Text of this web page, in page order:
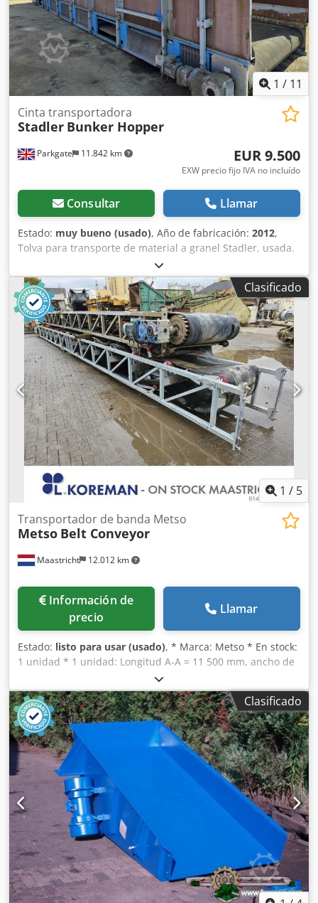
1 / 11
Parkgate 11.842 km
Cinta transportadora
Stadler Bunker Hopper
EUR 9.500
EXW precio fijo IVA no incluído
Consultar Llamar
Estado: muy bueno (usado), Año de fabricación: 2012,
Tolva para transporte de material a granel Stadler, usada.
Año 2012. Dimensiones: 10 m de largo x 2 m de ancho x 3
m de alto. Chsdpfx Aszqvdqoitoa Los laterales se pueden
retirar para dejar solo el transportador. En excelentes
condiciones. Accionamiento eléctrico con motor y caja de
engranajes.
Clasificado
1 / 5
Maastricht 12.012 km
Transportador de banda Metso
Metso Belt Conveyor
Información de
precio
Llamar
Estado: listo para usar (usado), * Marca: Metso * En stock:
1 unidad * 1 unidad: Longitud A-A = 11 500 mm, ancho de
la banda: 1300 mm, versión plana. Csdpfsywnamjx Aitjha *
Transmisión: caja de engranajes de 7,5 kW.
Clasificado